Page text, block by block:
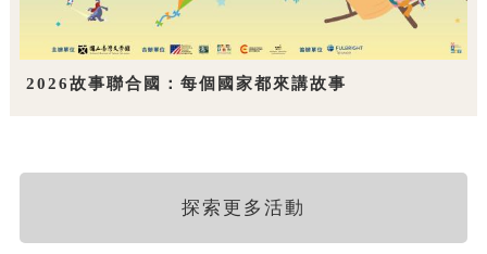
2026故事聯合國：每個國家都來講故事
探索更多活動